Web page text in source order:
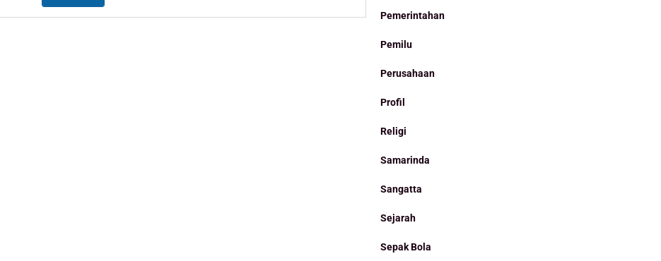
Pemerintahan
Pemilu
Perusahaan
Profil
Religi
Samarinda
Sangatta
Sejarah
Sepak Bola